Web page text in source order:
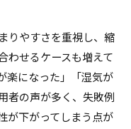
りやすさを重視し、縮
わせるケースも増えて
楽になった」「湿気が
者の声が多く、失敗例
が下がってしまう点が